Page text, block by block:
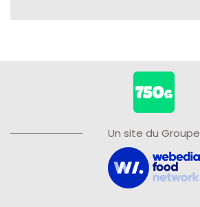
Un site du Groupe